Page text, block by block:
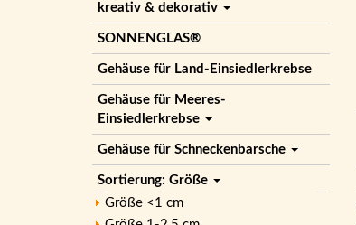
kreativ & dekorativ
SONNENGLAS®
Gehäuse für Land-Einsiedlerkrebse
Gehäuse für Meeres-
Einsiedlerkrebse
Gehäuse für Schneckenbarsche
Sortierung: Größe
Größe <1 cm